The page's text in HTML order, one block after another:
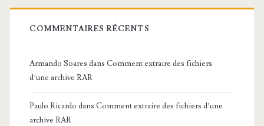
COMMENTAIRES RÉCENTS
Armando Soares dans Comment extraire des fichiers
d’une archive RAR
Paulo Ricardo dans Comment extraire des fichiers d’une
archive RAR